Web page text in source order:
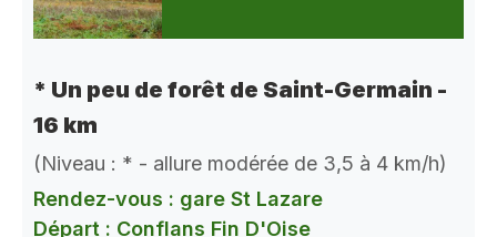
* Un peu de forêt de Saint-Germain -
16 km
(Niveau : * - allure modérée de 3,5 à 4 km/h)
Rendez-vous : gare St Lazare
Départ : Conflans Fin D'Oise